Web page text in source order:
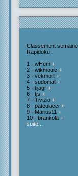
Classement
Rapidoku :
1 - wHem +
2 - wikmouic +
3 - vekmort +
4 - sudomat +
5 - tijagr +
6 - fjs +
7 - Tivizio +
8 - patoulacci +
9 - Marius11 +
10 - brankola +
suite...